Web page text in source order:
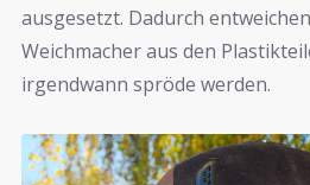
ausgesetzt. Dadurch
Weichmacher aus den
irgendwann spröde werden.